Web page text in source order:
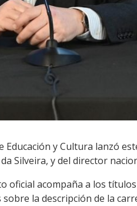
Educación y Cultura lanzó
Silveira, y del director
oficial acompaña a los
la descripción de la